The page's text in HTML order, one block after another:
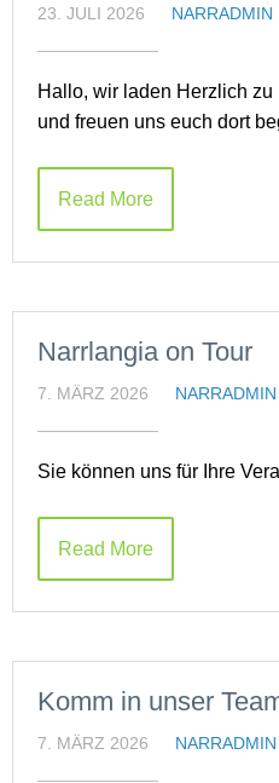
23. JULI 2026 NARRADMIN
Hallo, wir laden Herzlich
und freuen uns euch dort
Read More
Narrlangia on Tour
7. MÄRZ 2026 NARRADMIN
Sie können uns für Ihre
Read More
Komm in unser
7. MÄRZ 2026 NARRADMIN